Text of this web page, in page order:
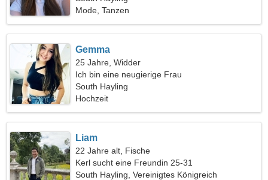
Mode, Tanzen
Gemma
25 Jahre, Widder
Ich bin eine neugierige Frau
South Hayling
Hochzeit
Liam
22 Jahre alt, Fische
Kerl sucht eine Freundin 25-31
South Hayling, Vereinigtes Königreich